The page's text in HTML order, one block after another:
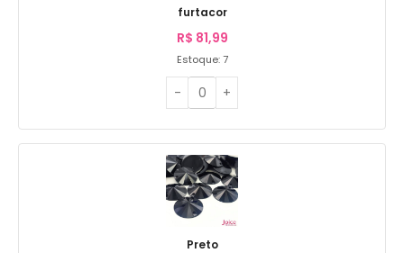
furtacor
R$ 81,99
Estoque: 7
Preto